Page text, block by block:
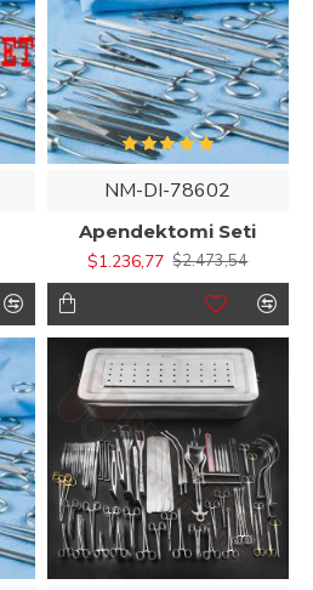
NM-DI-78602
Apendektomi Seti
$1.236,77 $2.473,54